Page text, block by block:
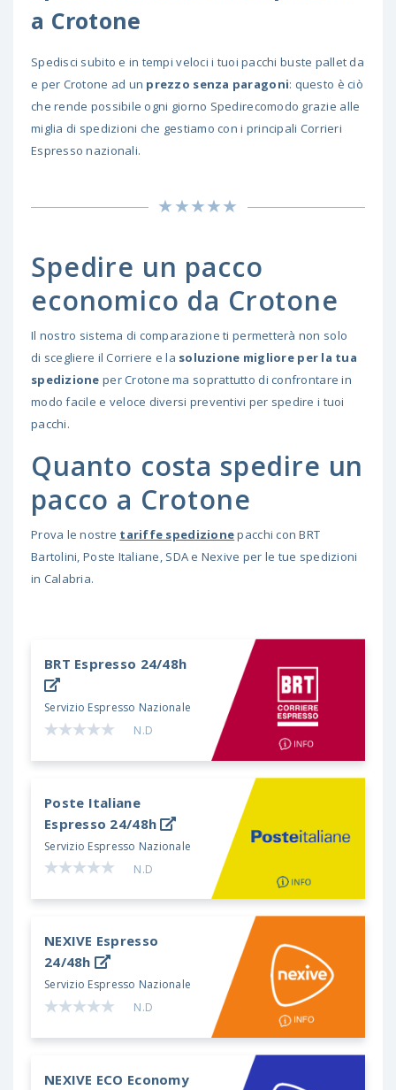
a Crotone
Spedisci subito e in tempi veloci i tuoi pacchi buste pallet da
e per Crotone ad un prezzo senza paragoni: questo è ciò
che rende possibile ogni giorno Spedirecomodo grazie alle
miglia di spedizioni che gestiamo con i principali Corrieri
Espresso nazionali.
Spedire un pacco
economico da Crotone
Il nostro sistema di comparazione ti permetterà non solo
di scegliere il Corriere e la soluzione migliore per la tua
spedizione per Crotone ma soprattutto di confrontare in
modo facile e veloce diversi preventivi per spedire i tuoi
pacchi.
Quanto costa spedire un
pacco a Crotone
Prova le nostre tariffe spedizionepacchi con BRT
Bartolini, Poste Italiane, SDA e Nexive per le tue spedizioni
in Calabria.
BRT Espresso 24/48h
Servizio Espresso Nazionale
N.D
Poste Italiane
Espresso 24/48h
Servizio Espresso Nazionale
N.D
NEXIVE Espresso
24/48h
Servizio Espresso Nazionale
N.D
NEXIVE ECO Economy